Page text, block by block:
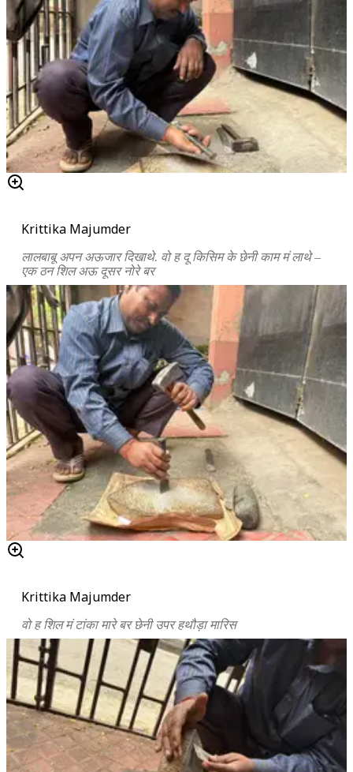
Krittika Majumder
लालबाबू अपन अऊजार दिखाथे. वो ह दू किसिम के छेनी काम मं लाथे –
एक ठन शिल अऊ दूसर नोरे बर
Krittika Majumder
वो ह शिल मं टांका मारे बर छेनी उपर हथौड़ा मारिस